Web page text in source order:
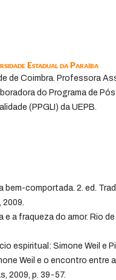
Estadual da Paraíba
de Coimbra. Professora
do Programa de
(PPGLI) da UEPB.
bem-comportada. 2. ed.
e a fraqueza do amor. Rio
espiritual: Simone Weil e
Weil e o encontro entre
2009, p. 39-57.